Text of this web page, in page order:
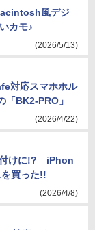
風デジ
カモ♪
(2026/5/13)
対応スマホホル
BK2-PRO」
(2026/4/22)
付けに!? iPhon
買った!!
(2026/4/8)